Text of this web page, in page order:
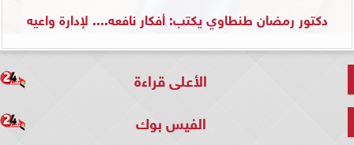
دكتور رمضان طنطاوي يكتب: أفكار نافعه.... لإدارة واعيه
الأعلى قراءة
الفيس بوك